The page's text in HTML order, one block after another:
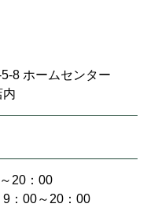
8 ホームセンター
内
20：00
：00～20：00